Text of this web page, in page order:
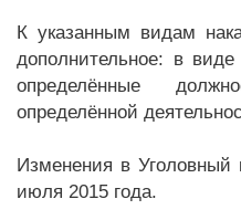
К указанным видам
дополнительное: в
определённые
определённой
Изменения в Уголовный
июля 2015 года.